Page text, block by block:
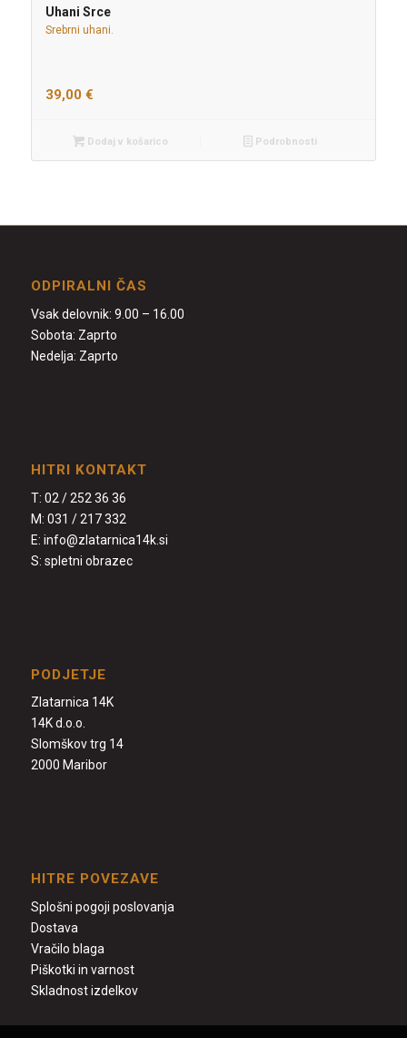
Uhani Srce
Srebrni uhani.
39,00 €
Dodaj v košarico Podrobnosti
ODPIRALNI ČAS
Vsak delovnik: 9.00 – 16.00
Sobota: Zaprto
Nedelja: Zaprto
HITRI KONTAKT
T: 02 / 252 36 36
M: 031 / 217 332
E: info@zlatarnica14k.si
S: spletni obrazec
PODJETJE
Zlatarnica 14K
14K d.o.o.
Slomškov trg 14
2000 Maribor
HITRE POVEZAVE
Splošni pogoji poslovanja
Dostava
Vračilo blaga
Piškotki in varnost
Skladnost izdelkov